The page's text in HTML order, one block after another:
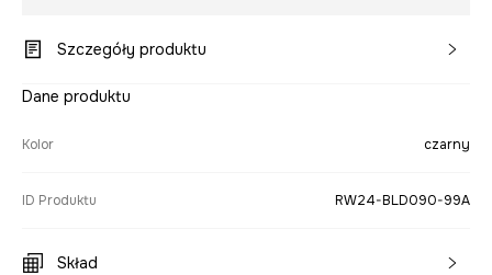
Szczegóły produktu
Dane produktu
Kolor czarny
ID Produktu RW24-BLD090-99A
Skład